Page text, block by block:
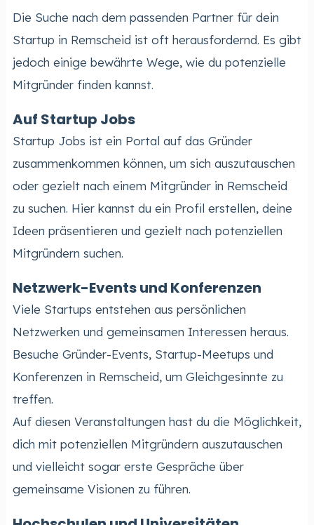
Die Suche nach dem passenden Partner für dein
Startup in Remscheid ist oft herausfordernd. Es gibt
jedoch einige bewährte Wege, wie du potenzielle
Mitgründer finden kannst.
Auf Startup Jobs
Startup Jobs ist ein Portal auf das Gründer
zusammenkommen können, um sich auszutauschen
oder gezielt nach einem Mitgründer in Remscheid
zu suchen. Hier kannst du ein Profil erstellen, deine
Ideen präsentieren und gezielt nach potenziellen
Mitgründern suchen.
Netzwerk-Events und Konferenzen
Viele Startups entstehen aus persönlichen
Netzwerken und gemeinsamen Interessen heraus.
Besuche Gründer-Events, Startup-Meetups und
Konferenzen in Remscheid, um Gleichgesinnte zu
treffen.
Auf diesen Veranstaltungen hast du die Möglichkeit,
dich mit potenziellen Mitgründern auszutauschen
und vielleicht sogar erste Gespräche über
gemeinsame Visionen zu führen.